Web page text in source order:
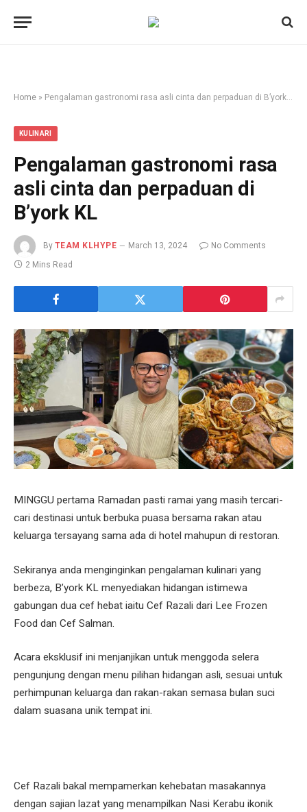
Home » Pengalaman gastronomi rasa asli cinta dan perpaduan di B’york KL
KULINARI
Pengalaman gastronomi rasa
asli cinta dan perpaduan di
B’york KL
By TEAM KLHYPE March 13, 2024
No Comments
2 Mins Read
MINGGU pertama Ramadan pasti ramai yang masih tercari-
cari destinasi untuk berbuka puasa bersama rakan atau
keluarga tersayang sama ada di hotel mahupun di restoran.
Sekiranya anda menginginkan pengalaman kulinari yang
berbeza, B’york KL menyediakan hidangan istimewa
gabungan dua cef hebat iaitu Cef Razali dari Lee Frozen
Food dan Cef Salman.
Acara eksklusif ini menjanjikan untuk menggoda selera
pengunjung dengan menu pilihan hidangan asli, sesuai untuk
perhimpunan keluarga dan rakan-rakan semasa bulan suci
dalam suasana unik tempat ini.
Cef Razali bakal mempamerkan kehebatan masakannya
dengan sajian lazat yang menampilkan Nasi Kerabu ikonik